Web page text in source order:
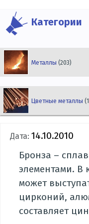
Категории
Металлы(203)
Цветные металлы
Дата: 14.10.2010
Бронза –
элементами. В
может
цирконий,
составляет